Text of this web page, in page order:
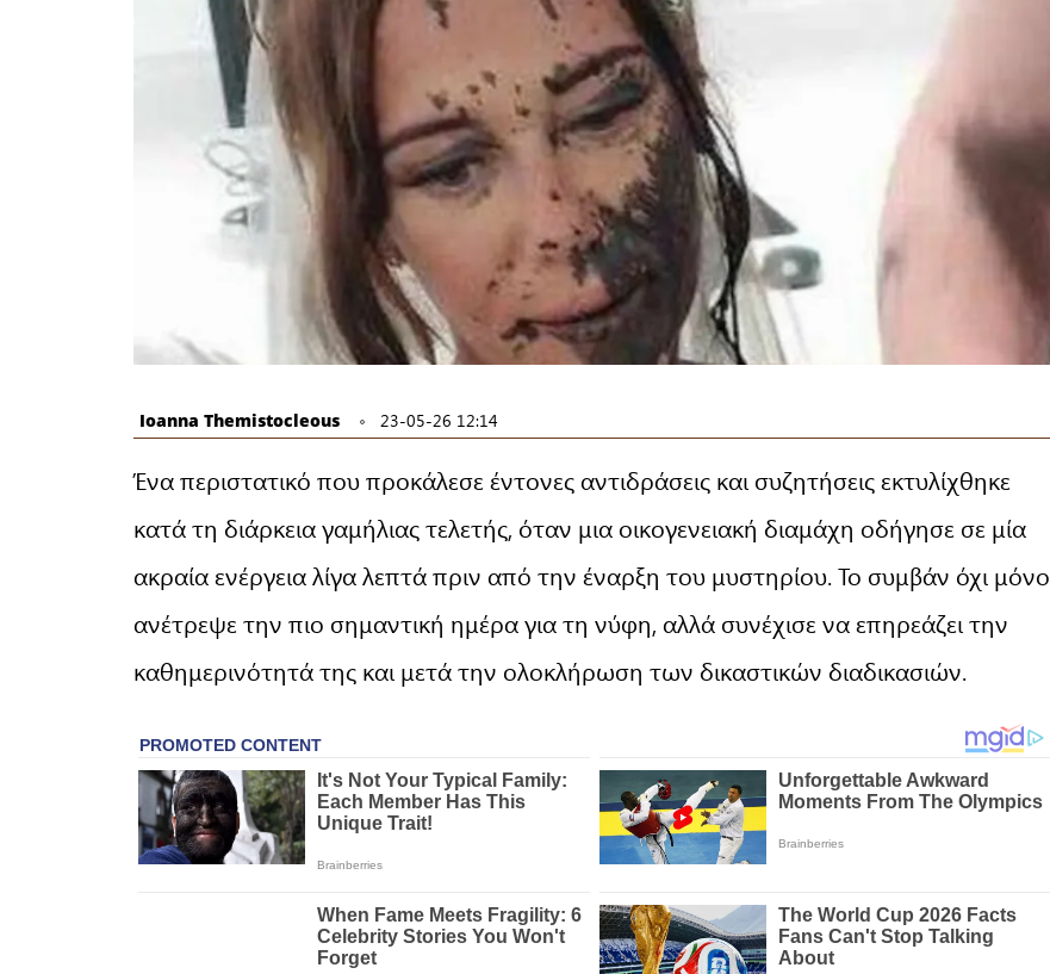
Ioanna Themistocleous 23-05-26 12:14
Ένα περιστατικό που προκάλεσε έντονες αντιδράσεις και συζητήσεις εκτυλίχθηκε
κατά τη διάρκεια γαμήλιας τελετής, όταν μια οικογενειακή διαμάχη οδήγησε σε μία
ακραία ενέργεια λίγα λεπτά πριν από την έναρξη του μυστηρίου. Το συμβάν όχι μόνο
ανέτρεψε την πιο σημαντική ημέρα για τη νύφη, αλλά συνέχισε να επηρεάζει την
καθημερινότητά της και μετά την ολοκλήρωση των δικαστικών διαδικασιών.